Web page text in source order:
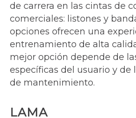
de carrera en las cintas de
comerciales: listones y
opciones ofrecen una
entrenamiento de alta
mejor opción depende de
específicas del usuario y de
de mantenimiento.
LAMA